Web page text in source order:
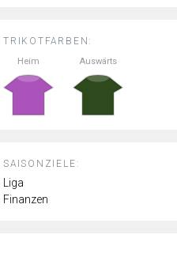
TRIKOTFARBEN:
Heim Auswärts
SAISONZIELE:
Liga
Finanzen